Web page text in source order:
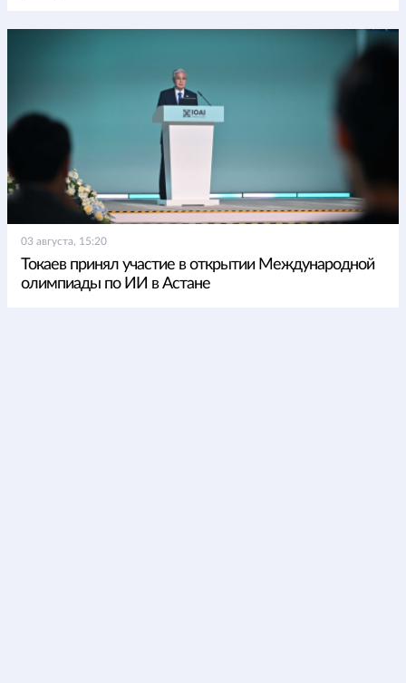
03 августа, 15:20
Токаев принял участие в открытии Международной
олимпиады по ИИ в Астане